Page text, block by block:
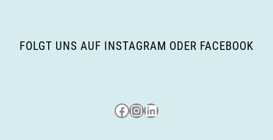
FOLGT UNS AUF INSTAGRAM ODER FACEBOOK
Besuche uns auf Facebook
Besuche uns auf Instagram
LinkedIn